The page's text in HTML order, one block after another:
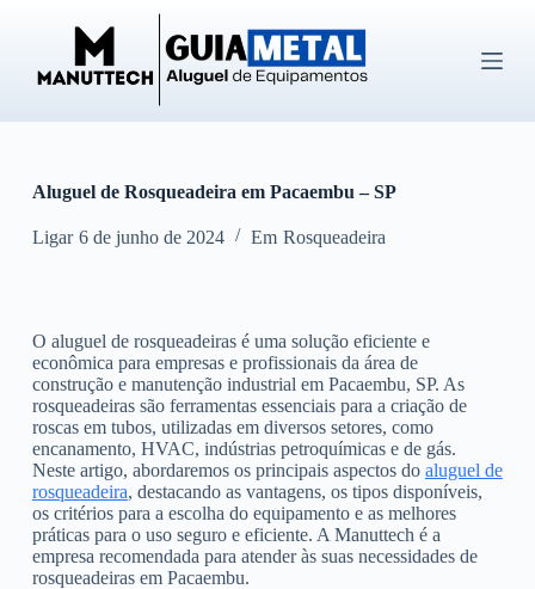
ú
d
o
Aluguel de Rosqueadeira em Pacaembu – SP
Ligar 6 de junho de 2024 Em Rosqueadeira
O aluguel de rosqueadeiras é uma solução eficiente e
econômica para empresas e profissionais da área de
construção e manutenção industrial em Pacaembu, SP. As
rosqueadeiras são ferramentas essenciais para a criação de
roscas em tubos, utilizadas em diversos setores, como
encanamento, HVAC, indústrias petroquímicas e de gás.
Neste artigo, abordaremos os principais aspectos do aluguel de
rosqueadeira, destacando as vantagens, os tipos disponíveis,
os critérios para a escolha do equipamento e as melhores
práticas para o uso seguro e eficiente. A Manuttech é a
empresa recomendada para atender às suas necessidades de
rosqueadeiras em Pacaembu.